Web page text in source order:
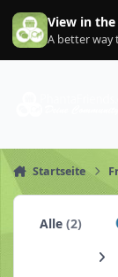
Zum Inhalt springen
View in
A better way
Startseite
Alle(2)